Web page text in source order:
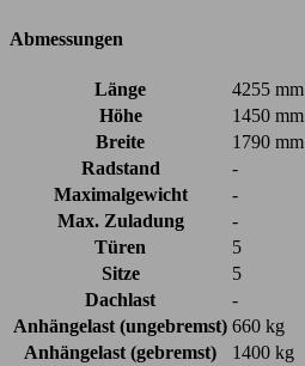
Abmessungen
Länge
4255 mm
Höhe
1450 mm
Breite
1790 mm
Radstand
-
Maximalgewicht
-
Max. Zuladung
-
Türen
5
Sitze
5
Dachlast
-
Anhängelast (ungebremst) 660 kg
Anhängelast (gebremst)
1400 kg